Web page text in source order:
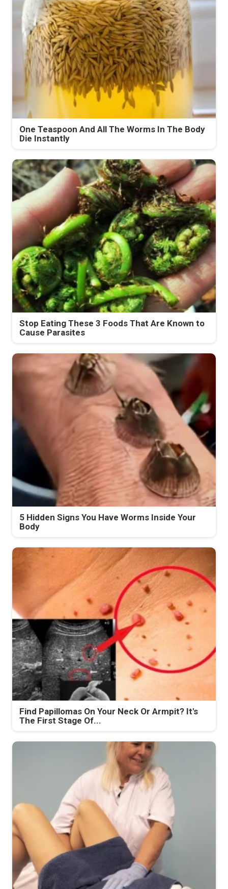
One Teaspoon And All The Worms In The Body
Die Instantly
Stop Eating These 3 Foods That Are Known to
Cause Parasites
5 Hidden Signs You Have Worms Inside Your
Body
Find Papillomas On Your Neck Or Armpit? It's
The First Stage Of...